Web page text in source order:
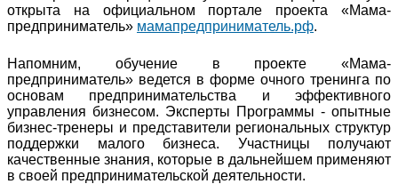
открыта на официальном портале проекта «Мама-
предприниматель» мамапредприниматель.рф.
Напомним, обучение в проекте «Мама-
предприниматель» ведется в форме очного тренинга по
основам предпринимательства и эффективного
управления бизнесом. Эксперты Программы - опытные
бизнес-тренеры и представители региональных структур
поддержки малого бизнеса. Участницы получают
качественные знания, которые в дальнейшем применяют
в своей предпринимательской деятельности.